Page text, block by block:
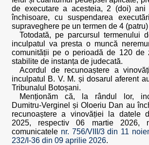
de executare a acesteia, 2 (doi)
închisoare, cu suspendarea
supraveghere pe un termen de 4
Totodată, pe parcursul termenului
inculpatul va presta o muncă
comunității pe o perioadă de 120 de
stabilite de instanța de judecată.
Acordul de recunoaștere a
inculpatul B. V. M. și dosarul aferent
Tribunalul Botoșani.
Menționăm că, la rândul lor,
Dumitru-Verginel și Oloeriu Dan au
recunoaștere a vinovăției la datele
2025, respectiv 06 martie 2026,
comunicatele nr. 756/VIII/3 din 11
232/I-36 din 09 aprilie 2026.